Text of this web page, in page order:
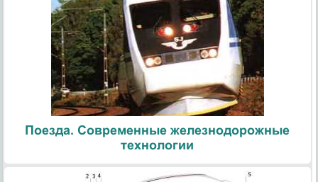
Поезда. Современные железнодорожные
технологии